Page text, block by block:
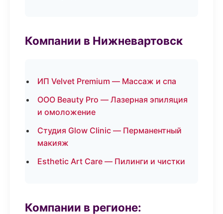
Компании в Нижневартовск
ИП Velvet Premium — Массаж и спа
ООО Beauty Pro — Лазерная эпиляция
и омоложение
Студия Glow Clinic — Перманентный
макияж
Esthetic Art Care — Пилинги и чистки
Компании в регионе: